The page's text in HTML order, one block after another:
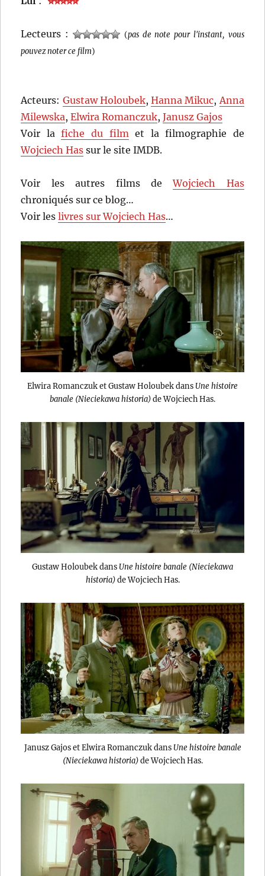
Lecteurs : (pas de note pour l'instant, vous
pouvez noter ce film)
Acteurs: Gustaw Holoubek,Hanna Mikuc, Anna
Milewska,Elwira Romanczuk,Janusz Gajos
Voir lafiche du film et la filmographie de
Wojciech Has sur le site IMDB.
Voir les autres films deWojciech Has
chroniqués sur ce blog…
Voir leslivres sur Wojciech Has…
Elwira Romanczuk et Gustaw Holoubek dansUne histoire
banale (Nieciekawa historia)de Wojciech Has.
Gustaw Holoubek dansUne histoire banale (Nieciekawa
historia)de Wojciech Has.
Janusz Gajos et Elwira Romanczuk dansUne histoire banale
(Nieciekawa historia)de Wojciech Has.